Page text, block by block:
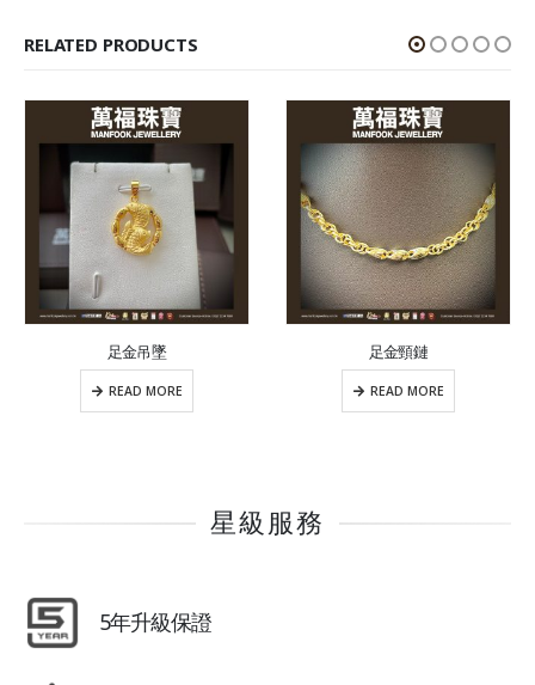
RELATED PRODUCTS
足金吊墜
READ MORE
足金頸鏈
READ MORE
星級服務
5年升級保證